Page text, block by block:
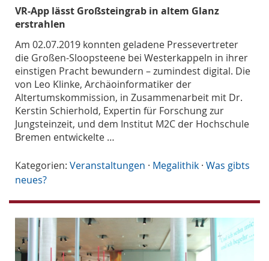
VR-App lässt Großsteingrab in altem Glanz
erstrahlen
Am 02.07.2019 konnten geladene Pressevertreter
die Großen-Sloopsteene bei Westerkappeln in ihrer
einstigen Pracht bewundern – zumindest digital. Die
von Leo Klinke, Archäoinformatiker der
Altertumskommission, in Zusammenarbeit mit Dr.
Kerstin Schierhold, Expertin für Forschung zur
Jungsteinzeit, und dem Institut M2C der Hochschule
Bremen entwickelte …
Kategorien: Veranstaltungen · Megalithik · Was gibts
neues?